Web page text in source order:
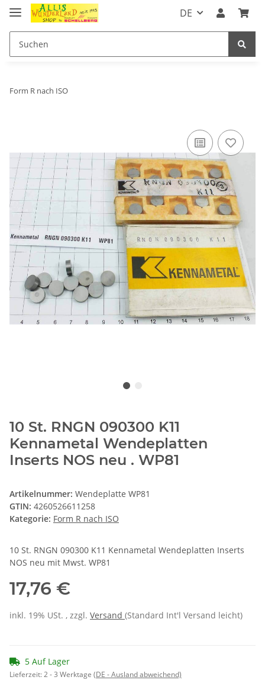
DE
Form R nach ISO
10 St. RNGN 090300 K11
Kennametal Wendeplatten
Inserts NOS neu . WP81
Artikelnummer: Wendeplatte WP81
GTIN: 4260526611258
Kategorie: Form R nach ISO
10 St. RNGN 090300 K11 Kennametal Wendeplatten Inserts
NOS neu mit Mwst. WP81
17,76 €
inkl. 19% USt. , zzgl. Versand (Standard Int'l Versand leicht)
5 Auf Lager
Lieferzeit:2 - 3 Werktage (DE - Ausland abweichend)